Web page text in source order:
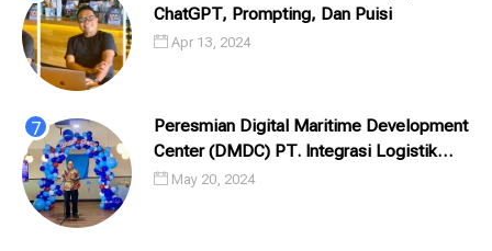
ChatGPT, Prompting, Dan Puisi
Apr 13, 2024
Peresmian Digital Maritime Development
Center (DMDC) PT. Integrasi Logistik
Cipta Solusi (ILCS) / Pelindo Solusi
May 20, 2024